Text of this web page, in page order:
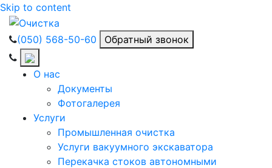
Skip to content
(050) 568-50-60 Обратный звонок
О нас
Документы
Фотогалерея
Услуги
Промышленная очистка
Услуги вакуумного экскаватора
Перекачка стоков автономными